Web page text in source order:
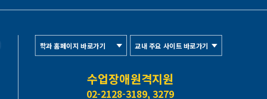
수업장애원격지원
02-2128-3189, 3279
학과 홈페이지 바로가기 교내 주요 사이트 바로가기